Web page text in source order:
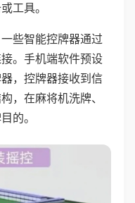
工具。
些智能控牌器通过
。手机端软件预设
，控牌器接收到信
，在麻将机洗牌、
的。